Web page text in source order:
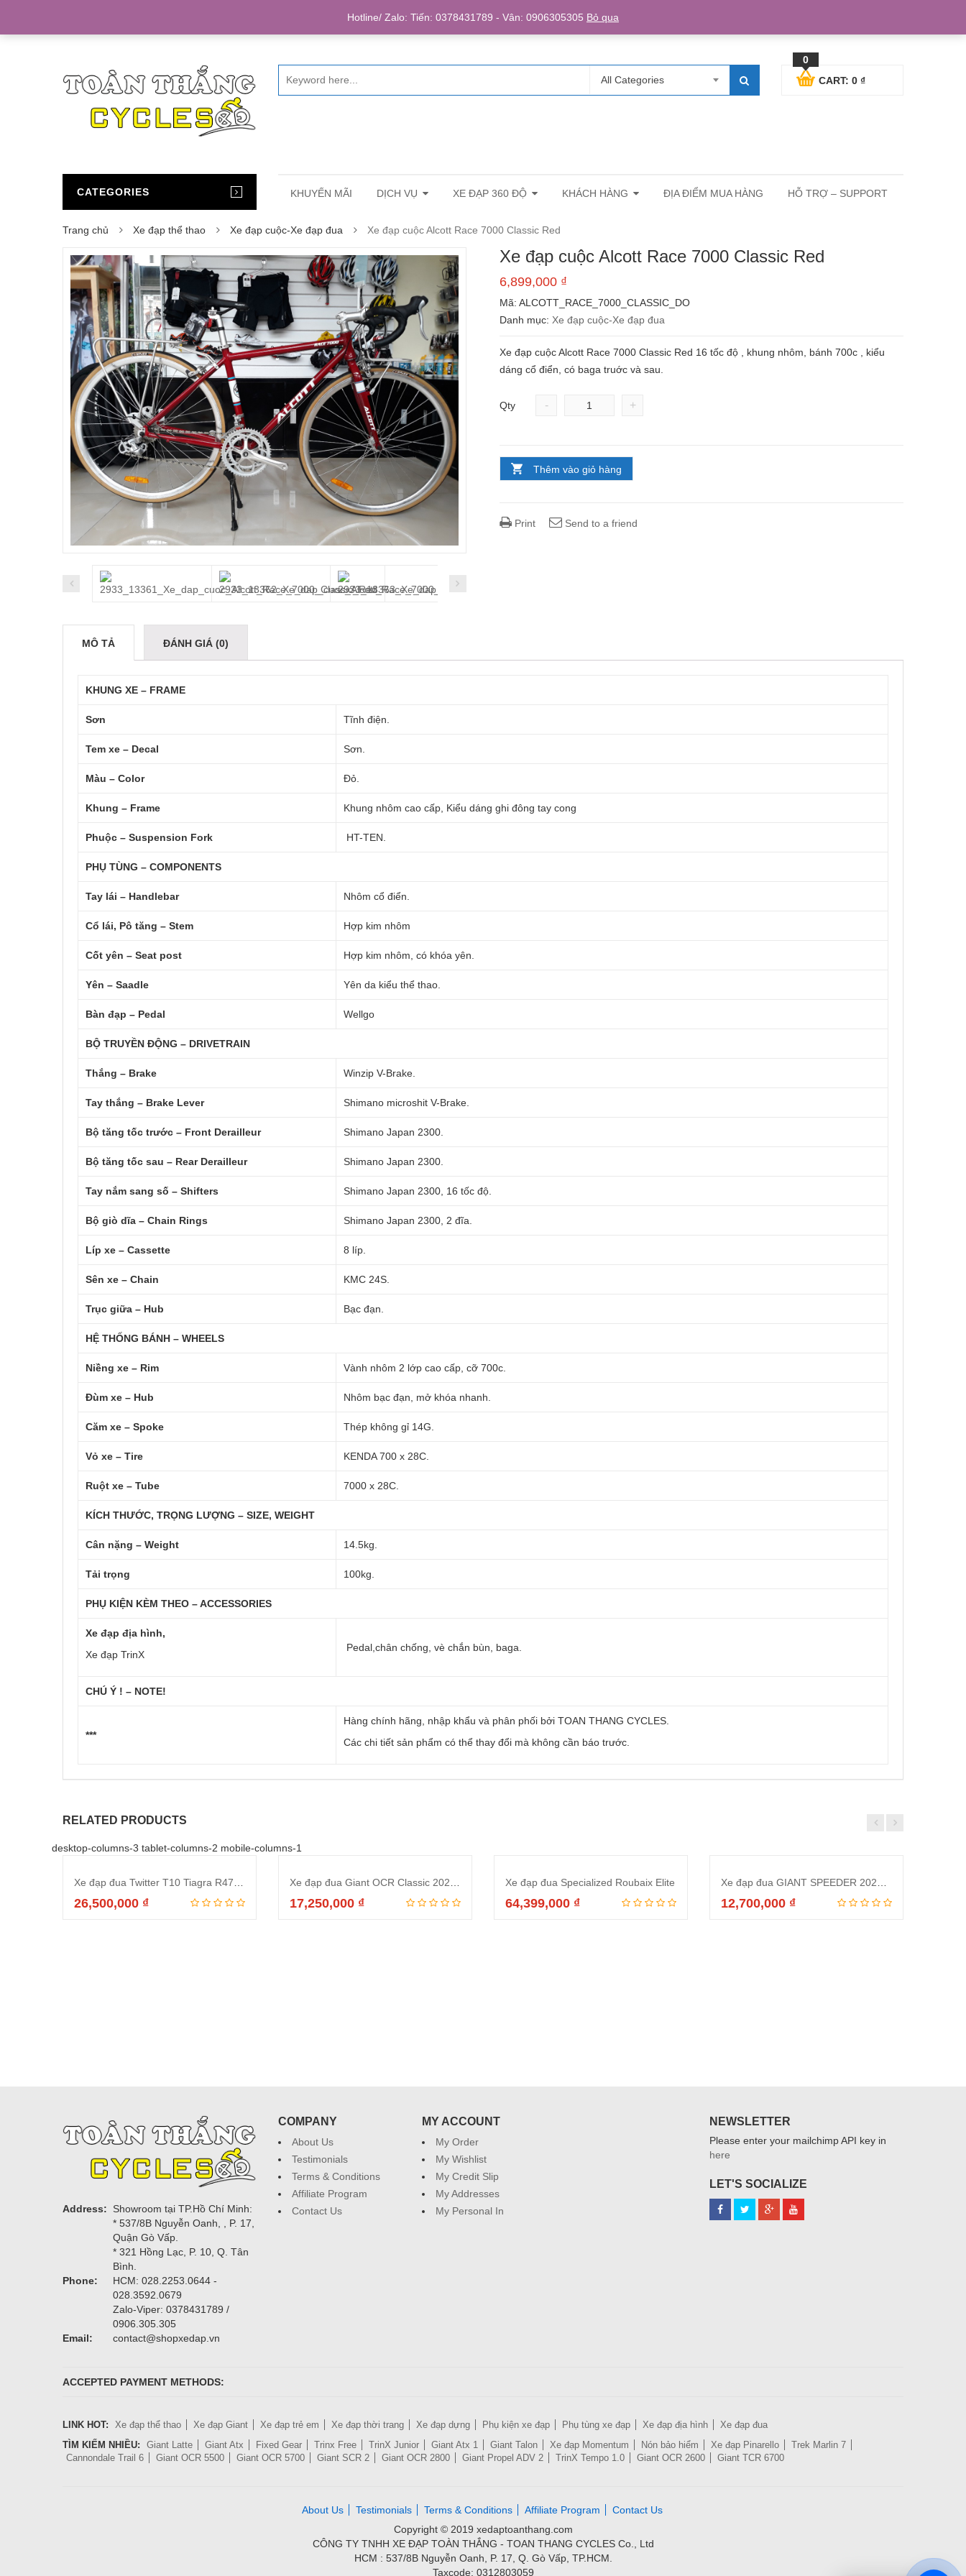
Login/Register
All Categories
0
CART: 0 ₫
CATEGORIES KHUYẾN MÃI DỊCH VỤ XE ĐẠP 360 ĐỘ KHÁCH HÀNG ĐỊA ĐIỂM MUA HÀNG HỖ TRỢ – SUPPORT
Trang chủ Xe đạp thể thao Xe đạp cuộc-Xe đạp đua Xe đạp cuộc Alcott Race 7000 Classic Red
Xe đạp cuộc Alcott Race 7000 Classic Red
6,899,000 ₫
Mã:ALCOTT_RACE_7000_CLASSIC_DO
Danh mục: Xe đạp cuộc-Xe đạp đua
Xe đạp cuộc Alcott Race 7000 Classic Red 16 tốc độ , khung nhôm, bánh 700c , kiểu
dáng cổ điển, có baga truớc và sau.
Qty - +
Thêm vào giỏ hàng
Print Send to a friend
MÔ TẢ ĐÁNH GIÁ (0)
KHUNG XE – FRAME
Sơn Tĩnh điện.
Tem xe – Decal Sơn.
Màu – Color Đỏ.
Khung – Frame Khung nhôm cao cấp, Kiểu dáng ghi đông tay cong
Phuộc – Suspension Fork HT-TEN.
PHỤ TÙNG – COMPONENTS
Tay lái – Handlebar Nhôm cổ điển.
Cổ lái, Pô tăng – Stem Hợp kim nhôm
Cốt yên – Seat post Hợp kim nhôm, có khóa yên.
Yên – Saadle Yên da kiểu thể thao.
Bàn đạp – Pedal Wellgo
BỘ TRUYỀN ĐỘNG – DRIVETRAIN
Thắng – Brake Winzip V-Brake.
Tay thắng – Brake Lever Shimano microshit V-Brake.
Bộ tăng tốc trước – Front Derailleur Shimano Japan 2300.
Bộ tăng tốc sau – Rear Derailleur Shimano Japan 2300.
Tay nắm sang số – Shifters Shimano Japan 2300, 16 tốc độ.
Bộ giò dĩa – Chain Rings Shimano Japan 2300, 2 đĩa.
Líp xe – Cassette 8 líp.
Sên xe – Chain KMC 24S.
Trục giữa – Hub Bạc đạn.
HỆ THỐNG BÁNH – WHEELS
Niềng xe – Rim Vành nhôm 2 lớp cao cấp, cỡ 700c.
Đùm xe – Hub Nhôm bạc đạn, mở khóa nhanh.
Căm xe – Spoke Thép không gỉ 14G.
Vỏ xe – Tire KENDA 700 x 28C.
Ruột xe – Tube 7000 x 28C.
KÍCH THƯỚC, TRỌNG LƯỢNG – SIZE, WEIGHT
Cân nặng – Weight 14.5kg.
Tải trọng 100kg.
PHỤ KIỆN KÈM THEO – ACCESSORIES
Xe đạp địa hình,
Xe đạp TrinX
Pedal,chân chống, vè chắn bùn, baga.
CHÚ Ý ! – NOTE!
***
Hàng chính hãng, nhập khẩu và phân phối bởi TOAN THANG CYCLES.
Các chi tiết sản phẩm có thể thay đổi mà không cần báo trước.
RELATED PRODUCTS
desktop-columns-3 tablet-columns-2 mobile-columns-1
Xe đạp đua Twitter T10 Tiagra R4700 2021 Black Red
26,500,000 ₫
Xe đạp đua Giant OCR Classic 2020 Xanh
17,250,000 ₫
Xe đạp đua Specialized Roubaix Elite
64,399,000 ₫
Xe đạp đua GIANT SPEEDER 2022 Đen Xanh dương
12,700,000 ₫
Address:
Showroom tại TP.Hồ Chí Minh:
* 537/8B Nguyễn Oanh, , P. 17,
Quận Gò Vấp.
* 321 Hồng Lạc, P. 10, Q. Tân
Bình.
Phone:
HCM: 028.2253.0644 -
028.3592.0679
Zalo-Viper: 0378431789 /
0906.305.305
Email:
contact@shopxedap.vn
COMPANY
About Us
Testimonials
Terms & Conditions
Affiliate Program
Contact Us
MY ACCOUNT
My Order
My Wishlist
My Credit Slip
My Addresses
My Personal In
NEWSLETTER
Please enter your mailchimp API key in
here
LET'S SOCIALIZE
ACCEPTED PAYMENT METHODS:
LINK HOT: Xe đạp thể thao Xe đạp Giant Xe đạp trẻ em Xe đạp thời trang Xe đạp dựng Phụ kiện xe đạp Phụ tùng xe đạp Xe đạp địa hình
Xe đạp đua
TÌM KIẾM NHIỀU:
Giant Latte Giant Atx Fixed Gear Trinx Free TrinX Junior Giant Atx 1 Giant Talon Xe đạp Momentum Nón bảo hiểm Xe đạp Pinarello
Trek Marlin 7
Cannondale Trail 6
Giant OCR 5500 Giant OCR 5700 Giant SCR 2 Giant OCR 2800 Giant Propel ADV 2 TrinX Tempo 1.0 Giant OCR 2600 Giant TCR 6700
About Us Testimonials Terms & Conditions Affiliate Program
Contact Us
Copyright © 2019 xedaptoanthang.com
CÔNG TY TNHH XE ĐẠP TOÀN THẮNG - TOAN THANG CYCLES Co., Ltd
HCM : 537/8B Nguyễn Oanh, P. 17, Q. Gò Vấp, TP.HCM.
Taxcode: 0312803059
Hotline/ Zalo: Tiến: 0378431789 - Vân: 0906305305 Bỏ qua